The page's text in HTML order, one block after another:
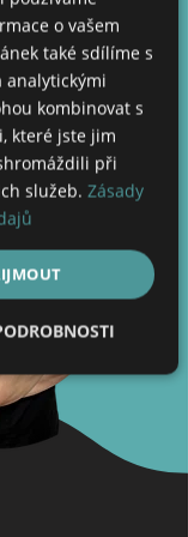
o vašem
také sdílíme s
analytickými
kombinovat s
které jste jim
při
služeb. Zásady
soubory